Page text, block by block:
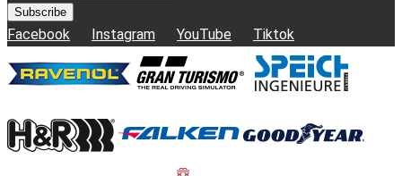
Subscribe
Facebook Instagram YouTube Tiktok